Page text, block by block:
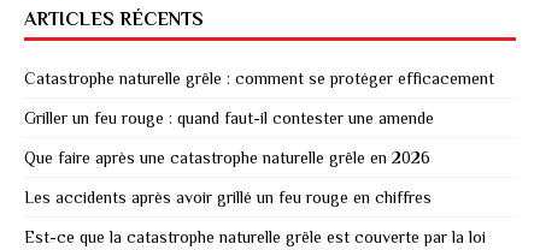
ARTICLES RÉCENTS
Catastrophe naturelle grêle : comment se protéger efficacement
Griller un feu rouge : quand faut-il contester une amende
Que faire après une catastrophe naturelle grêle en 2026
Les accidents après avoir grillé un feu rouge en chiffres
Est-ce que la catastrophe naturelle grêle est couverte par la loi